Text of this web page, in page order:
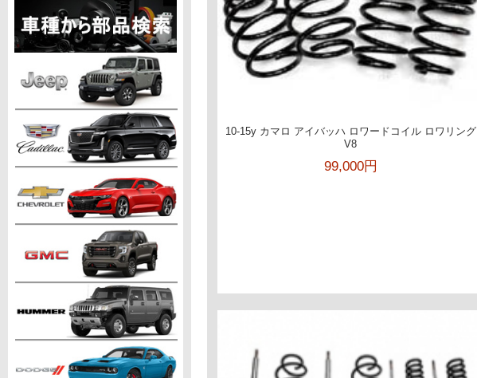
10-15y カマロ アイバッハ ロワードコイル ロワリング
V8
99,000円